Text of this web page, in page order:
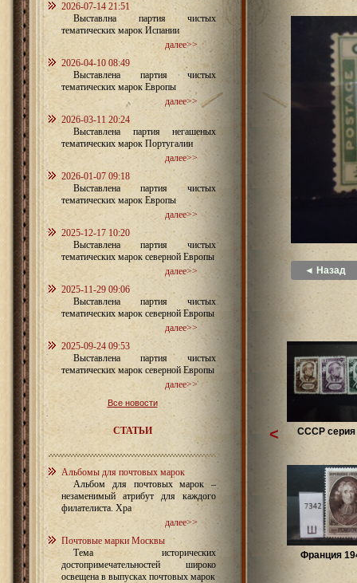
2026-07-14 21:51
Выставлна партия чистых
тематических марок Испании
далее>>
2026-04-10 08:49
Выставлена партия чистых
тематических марок Европы
далее>>
2026-03-11 20:24
Выставлена партия негашеных
тематических марок Португалии
далее>>
2026-01-07 09:18
Выставлена партия чистых
тематических марок Европы
далее>>
2025-12-17 10:20
Выставлена партия чистых
тематических марок северной Европы
далее>>
2025-11-29 09:06
Выставлена партия чистых
тематических марок северной Европы
далее>>
2025-09-24 09:53
Выставлена партия чистых
тематических марок северной Европы
далее>>
Все новости
СТАТЬИ
Альбомы для почтовых марок
Альбом для почтовых марок –
незаменимый атрибут для каждого
филателиста. Хра
далее>>
Почтовые марки Москвы
Тема исторических
достопримечательностей широко
освещена в выпусках почтовых марок
◄ Назад
СССР серия
Франция
<